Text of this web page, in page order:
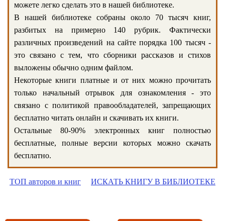
можете легко сделать это в нашей библиотеке.
В нашей библиотеке собраны около 70 тысяч книг,
разбитых на примерно 140 рубрик. Фактически
различных произведений на сайте порядка 100 тысяч -
это связано с тем, что сборники рассказов и стихов
выложены обычно одним файлом.
Некоторые книги платные и от них можно прочитать
только начальный отрывок для ознакомления - это
связано с политикой правообладателей, запрещающих
бесплатно читать онлайн и скачивать их книги.
Остальные 80-90% электронных книг полностью
бесплатные, полные версии которых можно скачать
бесплатно.
ТОП авторов и книг ИСКАТЬ КНИГУ В БИБЛИОТЕКЕ